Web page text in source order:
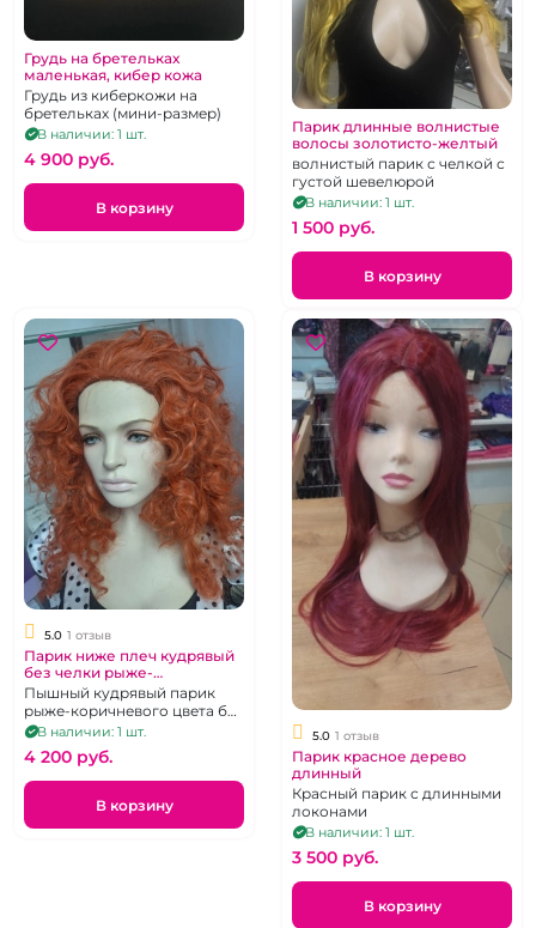
Грудь на бретельках
маленькая, кибер кожа
Грудь из киберкожи на
бретельках (мини-размер)
В наличии: 1 шт.
4 900 pуб.
В корзину
Парик длинные волнистые
волосы золотисто-желтый
волнистый парик с челкой с
густой шевелюрой
В наличии: 1 шт.
1 500 pуб.
В корзину
5.0 1 отзыв
Парик ниже плеч кудрявый
без челки рыже-
коричневый
Пышный кудрявый парик
рыже-коричневого цвета без
чёлки, ниже плеч
В наличии: 1 шт.
4 200 pуб.
В корзину
5.0 1 отзыв
Парик красное дерево
длинный
Красный парик с длинными
локонами
В наличии: 1 шт.
3 500 pуб.
В корзину